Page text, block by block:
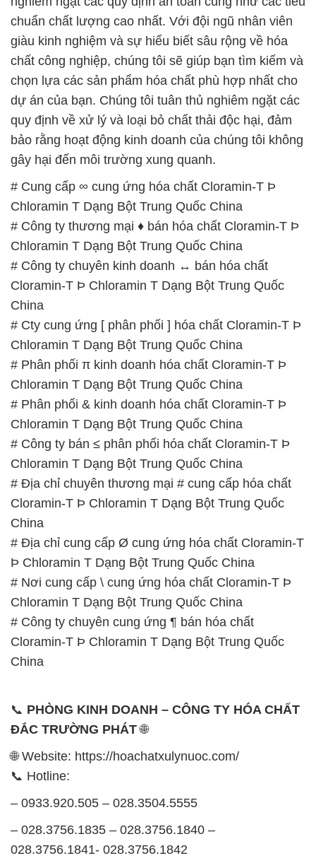
chuẩn chất lượng cao nhất. Với đội ngũ nhân viên
giàu kinh nghiệm và sự hiểu biết sâu rộng về hóa
chất công nghiệp, chúng tôi sẽ giúp bạn tìm kiếm và
chọn lựa các sản phẩm hóa chất phù hợp nhất cho
dự án của bạn. Chúng tôi tuân thủ nghiêm ngặt các
quy định về xử lý và loại bỏ chất thải độc hại, đảm
bảo rằng hoạt động kinh doanh của chúng tôi không
gây hại đến môi trường xung quanh.
# Cung cấp ∞ cung ứng hóa chất Cloramin-T Þ
Chloramin T Dạng Bột Trung Quốc China
# Công ty thương mại ♦ bán hóa chất Cloramin-T Þ
Chloramin T Dạng Bột Trung Quốc China
# Công ty chuyên kinh doanh ↔ bán hóa chất
Cloramin-T Þ Chloramin T Dạng Bột Trung Quốc
China
# Cty cung ứng [ phân phối ] hóa chất Cloramin-T Þ
Chloramin T Dạng Bột Trung Quốc China
# Phân phối π kinh doanh hóa chất Cloramin-T Þ
Chloramin T Dạng Bột Trung Quốc China
# Phân phối & kinh doanh hóa chất Cloramin-T Þ
Chloramin T Dạng Bột Trung Quốc China
# Công ty bán ≤ phân phối hóa chất Cloramin-T Þ
Chloramin T Dạng Bột Trung Quốc China
# Địa chỉ chuyên thương mại # cung cấp hóa chất
Cloramin-T Þ Chloramin T Dạng Bột Trung Quốc
China
# Địa chỉ cung cấp Ø cung ứng hóa chất Cloramin-T
Þ Chloramin T Dạng Bột Trung Quốc China
# Nơi cung cấp \ cung ứng hóa chất Cloramin-T Þ
Chloramin T Dạng Bột Trung Quốc China
# Công ty chuyên cung ứng ¶ bán hóa chất
Cloramin-T Þ Chloramin T Dạng Bột Trung Quốc
China
📞 PHÒNG KINH DOANH – CÔNG TY HÓA CHẤT
ĐẮC TRƯỜNG PHÁT🌐
🌐 Website: https://hoachatxulynuoc.com/
📞 Hotline:
– 0933.920.505 – 028.3504.5555
– 028.3756.1835 – 028.3756.1840 –
028.3756.1841- 028.3756.1842